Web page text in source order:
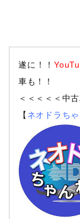
遂に！！
車も！！
＜＜＜＜＜中
【 ネオドラち